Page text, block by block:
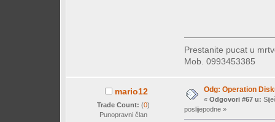
Prestanite pucat u
Mob. 0993453385
mario12
Trade Count: (0)
Punopravni član
Odg: Operation
« Odgovori #67 u:
poslijepodne »